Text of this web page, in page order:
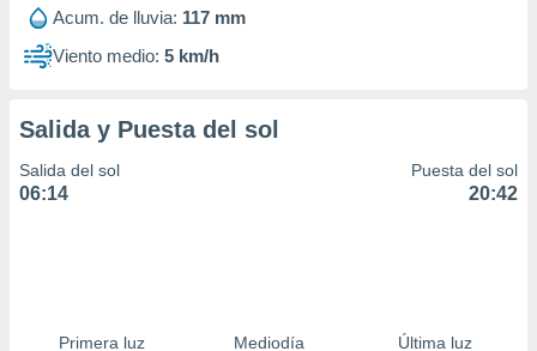
Acum. de lluvia: 117 mm
Viento medio: 5 km/h
Salida y Puesta del sol
Salida del sol
06:14
Puesta del sol
20:42
Primera luz
Mediodía
Última luz